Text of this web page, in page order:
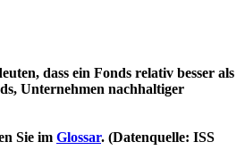
dass ein Fonds relativ besser als
Unternehmen nachhaltiger
Sie im Glossar. (Datenquelle: ISS